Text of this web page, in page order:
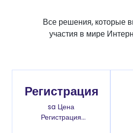
Все решения, которые
участия в мире
Регистрация
sa Цена
Регистрация